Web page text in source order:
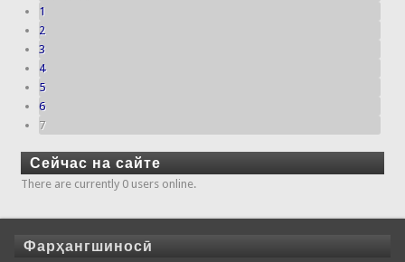
1
2
3
4
5
6
7
Сейчас на сайте
There are currently 0 users online.
Фарҳангшиносӣ